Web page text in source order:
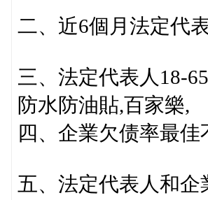
二、近6個月法定代
三、法定代表人18-
防水防油貼,百家樂,
四、企業欠债率最佳
五、法定代表人和